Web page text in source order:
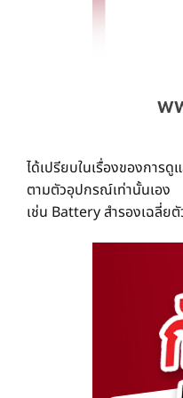
ได้เปรียบในเรื่องของการ
ตามตัวอุปกรณ์เท่านั้นเอง
เช่น Battery สำรองเฉลี่ย